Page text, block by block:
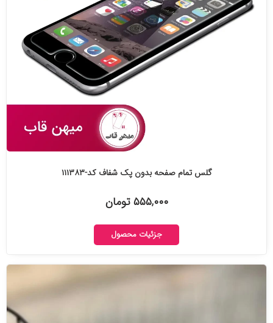
گلس تمام صفحه بدون پک شفاف کد-۱۱۱۳۸۳
۵۵۵,۰۰۰ تومان
جزئیات محصول